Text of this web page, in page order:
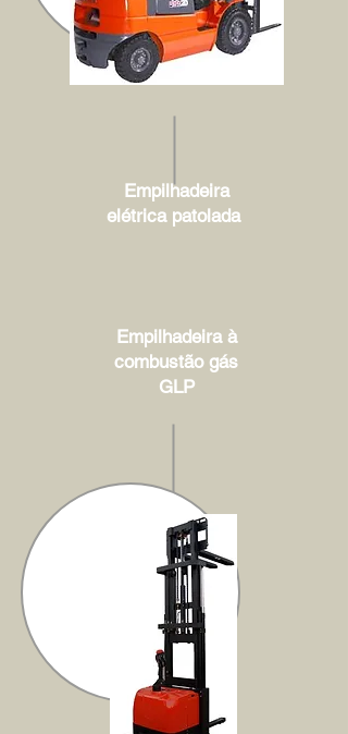
Empilhadeira
elétrica patolada
Empilhadeira à
combustão gás
GLP